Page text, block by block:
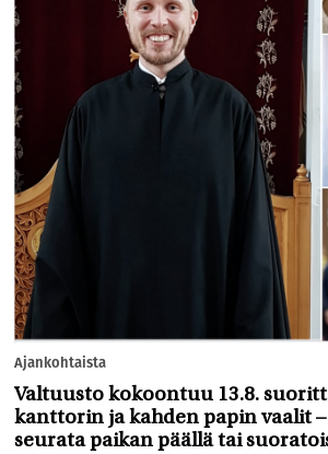
Ajankohtaista
Valtuusto kokoontuu 13.8.
kanttorin ja kahden papin vaalit
seurata paikan päällä tai